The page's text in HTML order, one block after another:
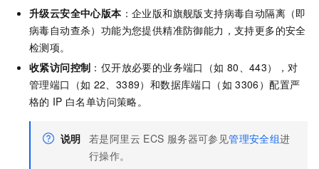
升级云安全中心版本 ：企业版和旗舰版支持病毒自动隔离（即
病毒自动查杀）功能为您提供精准防御能力，支持更多的安全
检测项。
收紧访问控制 ：仅开放必要的业务端口（如 80、443），对
管理端口（如 22、3389）和数据库端口（如 3306）配置严
格的 IP 白名单访问策略。
说明 若是阿里云 ECS 服务器可参见管理安全组进
行操作。